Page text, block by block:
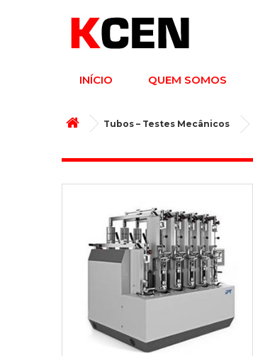
INÍCIO QUEM SOMOS
Tubos – Testes Mecânicos